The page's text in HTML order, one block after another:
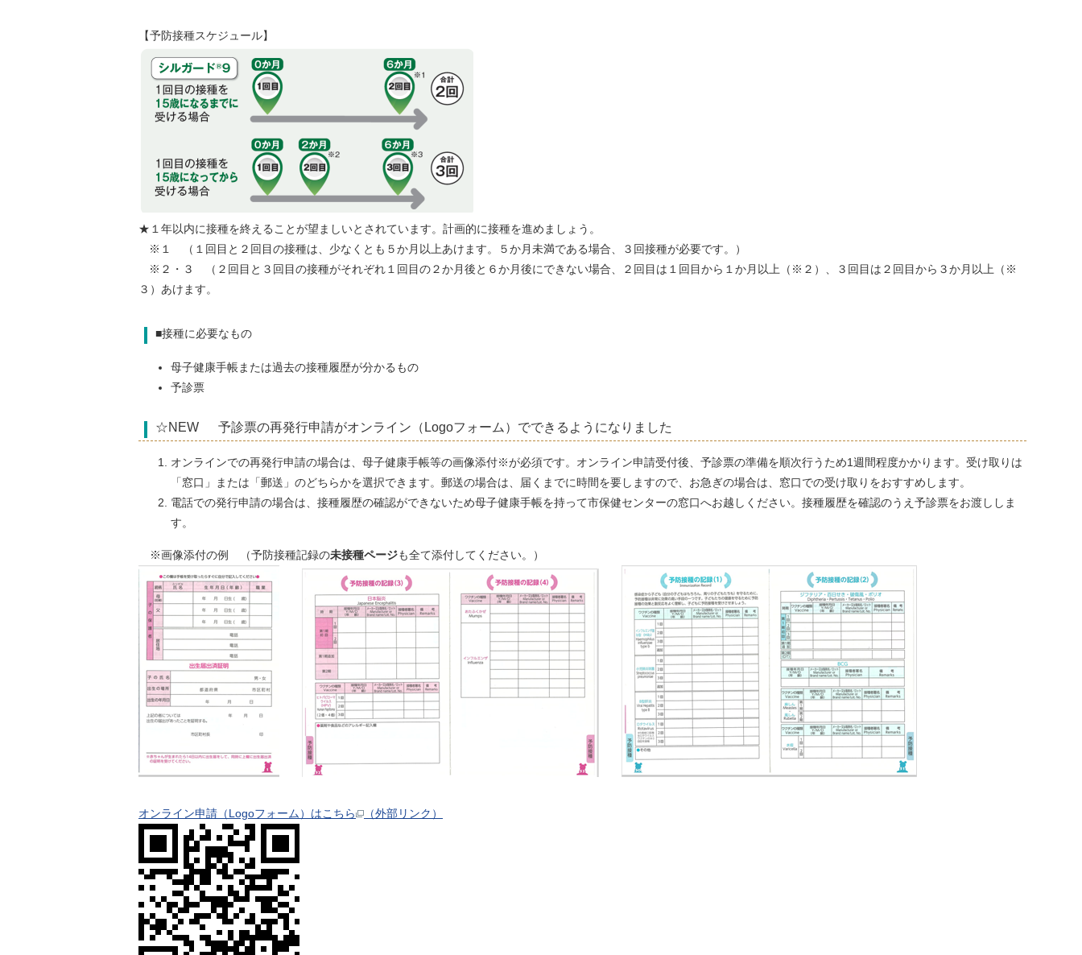
【予防接種スケジュール】
★１年以内に接種を終えることが望ましいとされています。計画的に接種を進めましょう。
※１ （１回目と２回目の接種は、少なくとも５か月以上あけます。５か月未満である場合、３回接種が必要です。）
※２・３ （２回目と３回目の接種がそれぞれ１回目の２か月後と６か月後にできない場合、２回目は１回目から１か月以上（※２）、３回目は２回目から３か月以上（※
３）あけます。
■接種に必要なもの
母子健康手帳または過去の接種履歴が分かるもの
予診票
☆NEW 予診票の再発行申請がオンライン（Logoフォーム）でできるようになりました
オンラインでの再発行申請の場合は、母子健康手帳等の画像添付※が必須です。オンライン申請受付後、予診票の準備を順次行うため1週間程度かかります。受け取りは
「窓口」または「郵送」のどちらかを選択できます。郵送の場合は、届くまでに時間を要しますので、お急ぎの場合は、窓口での受け取りをおすすめします。
電話での発行申請の場合は、接種履歴の確認ができないため母子健康手帳を持って市保健センターの窓口へお越しください。接種履歴を確認のうえ予診票をお渡ししま
す。
※画像添付の例 （予防接種記録の未接種ページも全て添付してください。）
オンライン申請（Logoフォーム）はこちら （外部リンク）